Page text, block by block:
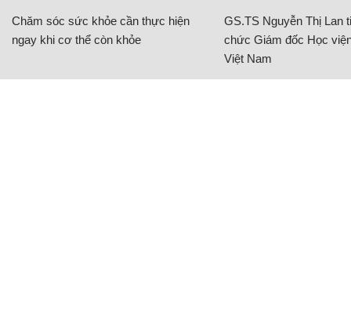
Chăm sóc sức khỏe cần thực hiện
ngay khi cơ thể còn khỏe
GS.TS Nguyễn Thị Lan
chức Giám đốc Học
Việt Nam